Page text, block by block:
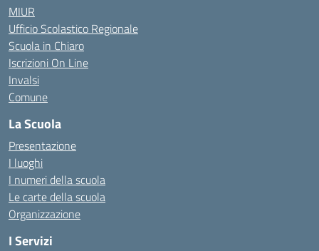
MIUR
Ufficio Scolastico Regionale
Scuola in Chiaro
Iscrizioni On Line
Invalsi
Comune
La Scuola
Presentazione
I luoghi
I numeri della scuola
Le carte della scuola
Organizzazione
I Servizi